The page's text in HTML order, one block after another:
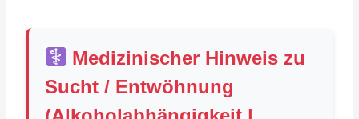
Medizinischer Hinweis zu
Sucht / Entwöhnung